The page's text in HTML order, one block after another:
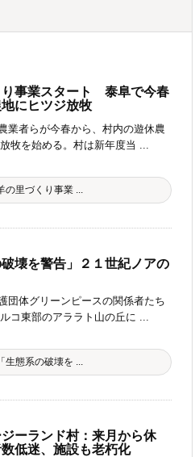
り事業スタート 泰阜で今春
にヒツジ放牧
業者らが今春から、村内の遊休農
牧を始める。村は新年度当 ...
里づくり事業 ...
破壊を警告」２１世紀ノアの
団体グリーンピースの関係者たち
コ東部のアララト山の丘に ...
態系の破壊を ...
ーランド村：来月から休
低迷、施設も老朽化